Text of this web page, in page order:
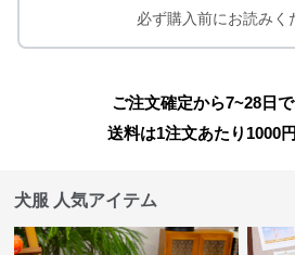
必ず購入前にお読みく
ご注文確定から7~28日
送料は1注文あたり 1000
犬服 人気アイテム